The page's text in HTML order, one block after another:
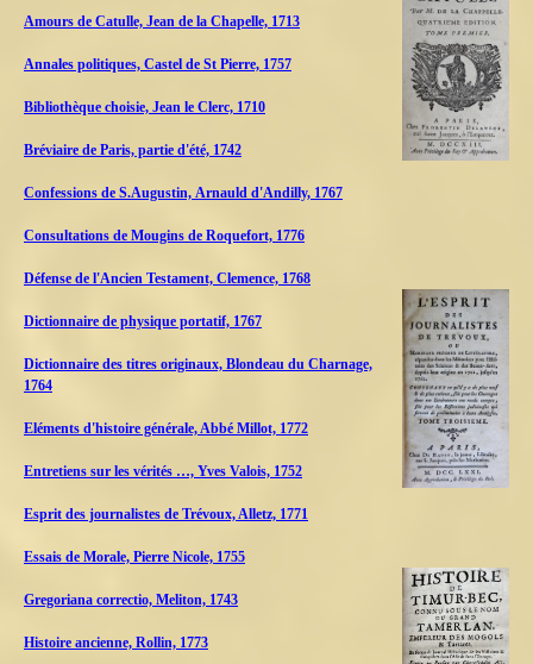
Amours de Catulle, Jean de la Chapelle, 1713
Annales politiques, Castel de St Pierre, 1757
Bibliothèque choisie, Jean le Clerc, 1710
Bréviaire de Paris, partie d'été, 1742
Confessions de S.Augustin, Arnauld d'Andilly, 1767
Consultations de Mougins de Roquefort, 1776
Défense de l'Ancien Testament, Clemence, 1768
Dictionnaire de physique portatif, 1767
Dictionnaire des titres originaux, Blondeau du Charnage,
1764
Eléments d'histoire générale, Abbé Millot, 1772
Entretiens sur les vérités …, Yves Valois, 1752
Esprit des journalistes de Trévoux, Alletz, 1771
Essais de Morale, Pierre Nicole, 1755
Gregoriana correctio, Meliton, 1743
Histoire ancienne, Rollin, 1773